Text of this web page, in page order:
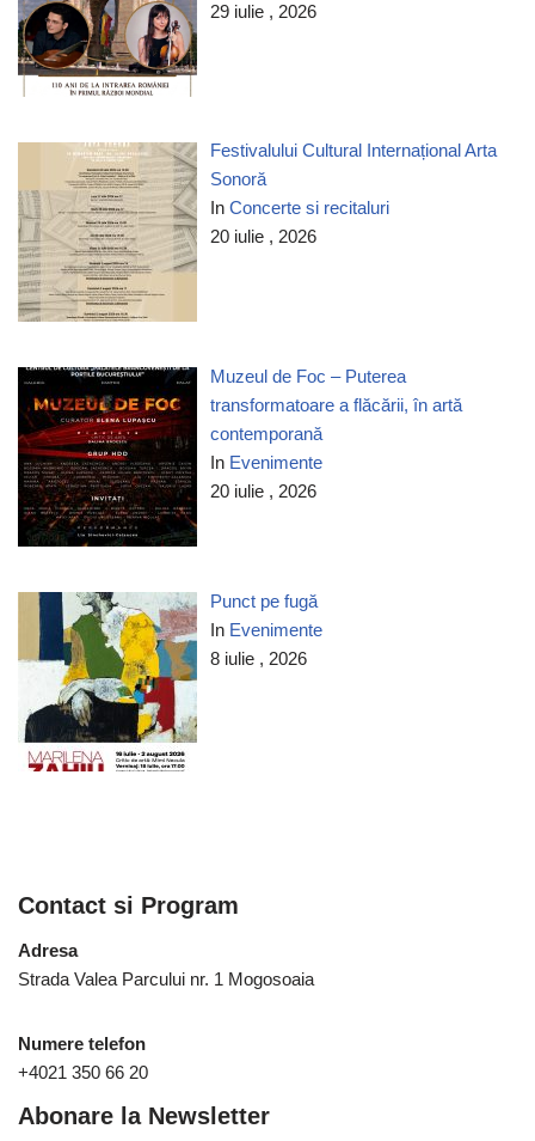
29 iulie , 2026
Festivalului Cultural Internațional Arta
Sonoră
InConcerte si recitaluri
20 iulie , 2026
Muzeul de Foc – Puterea
transformatoare a flăcării, în artă
contemporană
In Evenimente
20 iulie , 2026
Punct pe fugă
In Evenimente
8 iulie , 2026
Contact si Program
Adresa
Strada Valea Parcului nr. 1 Mogosoaia
Numere telefon
+4021 350 66 20
Abonare la Newsletter